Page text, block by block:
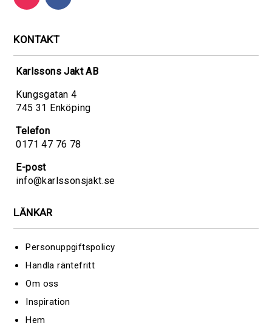
KONTAKT
Karlssons Jakt AB
Kungsgatan 4
745 31 Enköping
Telefon
0171 47 76 78
E-post
info@karlssonsjakt.se
LÄNKAR
Personuppgiftspolicy
Handla räntefritt
Om oss
Inspiration
Hem